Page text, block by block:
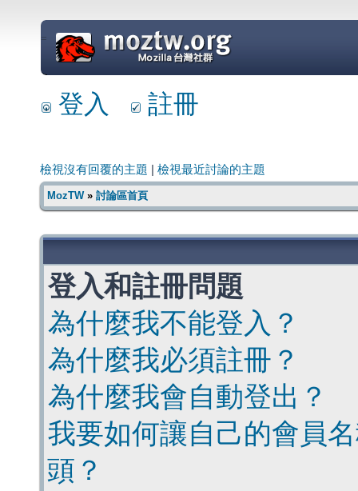
=
登入 註冊
檢視沒有回覆的主題 檢視最近討論的主題
MozTW» 討論區首頁
登入和註冊問題
為什麼我不能登入？
為什麼我必須註冊？
為什麼我會自動登出？
我要如何讓自己的會員
頭？